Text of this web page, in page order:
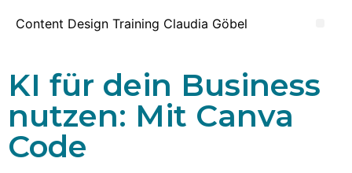
Content Design Training Claudia Göbel
KI für dein Business
nutzen: Mit Canva
Code